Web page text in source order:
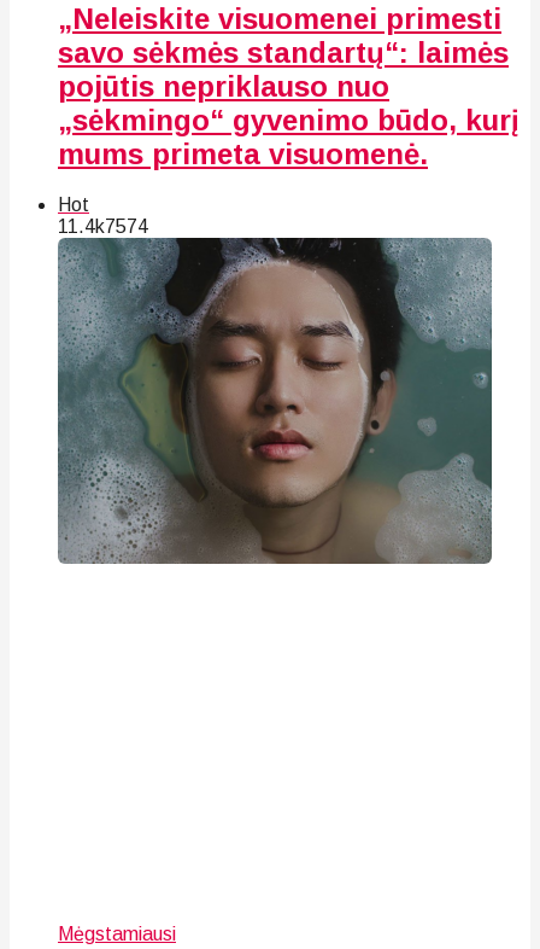
„Neleiskite visuomenei primesti
savo sėkmės standartų“: laimės
pojūtis nepriklauso nuo
„sėkmingo“ gyvenimo būdo, kurį
mums primeta visuomenė.
Hot
11.4k7574
Mėgstamiausi